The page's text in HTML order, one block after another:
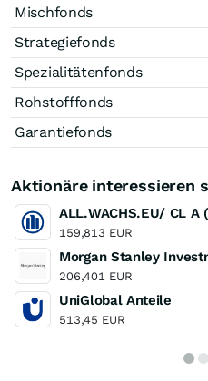
Mischfonds
Strategiefonds
Spezialitätenfonds
Rohstofffonds
Garantiefonds
Aktionäre interessieren
ALL.WACHS.EU/ CL A
159,813 EUR
Morgan Stanley
206,401 EUR
UniGlobal Anteile
513,45 EUR